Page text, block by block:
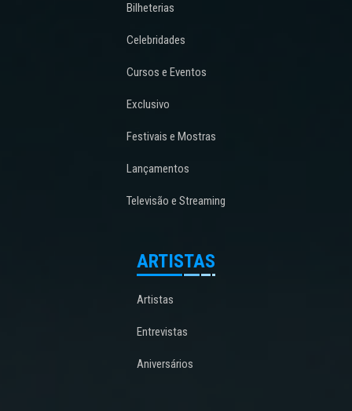
Bilheterias
Celebridades
Cursos e Eventos
Exclusivo
Festivais e Mostras
Lançamentos
Televisão e Streaming
ARTISTAS
Artistas
Entrevistas
Aniversários